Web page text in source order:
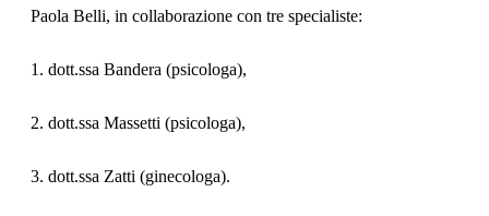
Paola Belli, in collaborazione con tre specialiste:
1. dott.ssa Bandera (psicologa),
2. dott.ssa Massetti (psicologa),
3. dott.ssa Zatti (ginecologa).